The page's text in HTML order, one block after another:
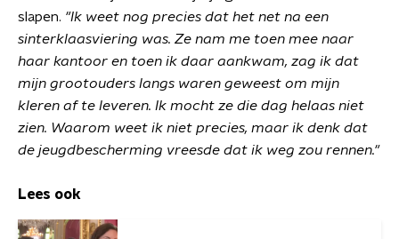
slapen. "Ik weet nog precies dat het net na een
sinterklaasviering was. Ze nam me toen mee naar
haar kantoor en toen ik daar aankwam, zag ik dat
mijn grootouders langs waren geweest om mijn
kleren af te leveren. Ik mocht ze die dag helaas niet
zien. Waarom weet ik niet precies, maar ik denk dat
de jeugdbescherming vreesde dat ik weg zou rennen."
Lees ook